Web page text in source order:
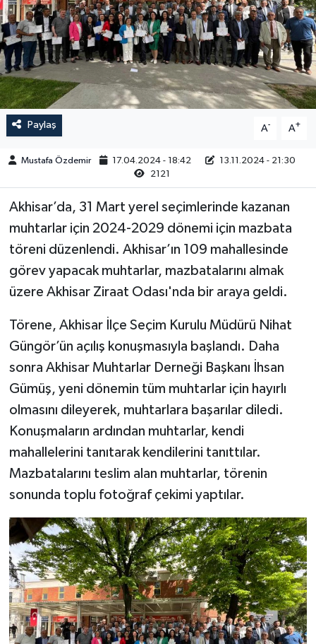
Paylaş A- A+
Mustafa Özdemir 17.04.2024 - 18:42
13.11.2024 - 21:30
2121
Akhisar’da, 31 Mart yerel seçimlerinde kazanan
muhtarlar için 2024-2029 dönemi için mazbata
töreni düzenlendi. Akhisar’ın 109 mahallesinde
görev yapacak muhtarlar, mazbatalarını almak
üzere Akhisar Ziraat Odası'nda bir araya geldi.
Törene, Akhisar İlçe Seçim Kurulu Müdürü Nihat
Güngör’ün açılış konuşmasıyla başlandı. Daha
sonra Akhisar Muhtarlar Derneği Başkanı İhsan
Gümüş, yeni dönemin tüm muhtarlar için hayırlı
olmasını dileyerek, muhtarlara başarılar diledi.
Konuşmaların ardından muhtarlar, kendi
mahallelerini tanıtarak kendilerini tanıttılar.
Mazbatalarını teslim alan muhtarlar, törenin
sonunda toplu fotoğraf çekimi yaptılar.
Magazin
Duyurular
Kadın
Teknoloji
Yerel Haber
Akhisar Emlak
Etiketler
Duyurular
Tarım-Gıda
Sektörel
Röportaj
Yaşam
Kadın
Teknoloji
Akhisar Emlak
Ülke